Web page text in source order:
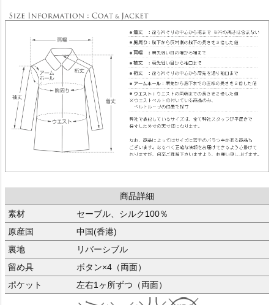
商品詳細
素材
セーブル、シルク100％
原産国
中国(香港)
裏地
リバーシブル
留め具
ボタン×4（両面）
ポケット
左右1ヶ所ずつ（両面）